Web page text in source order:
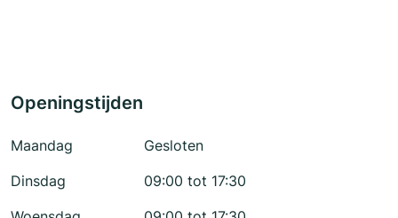
Openingstijden
Maandag
Gesloten
Dinsdag
09:00 tot 17:30